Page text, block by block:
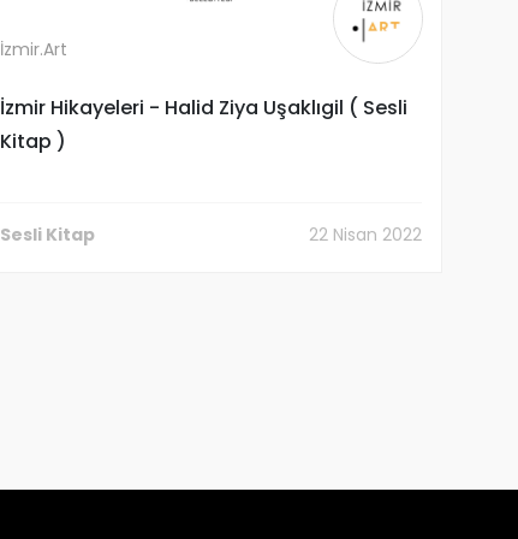
İzmir.Art
İzmir Hikayeleri - Halid Ziya Uşaklıgil ( Sesli
Kitap )
Sesli Kitap 22 Nisan 2022
Sesli Kitap
22 Nisan 2022